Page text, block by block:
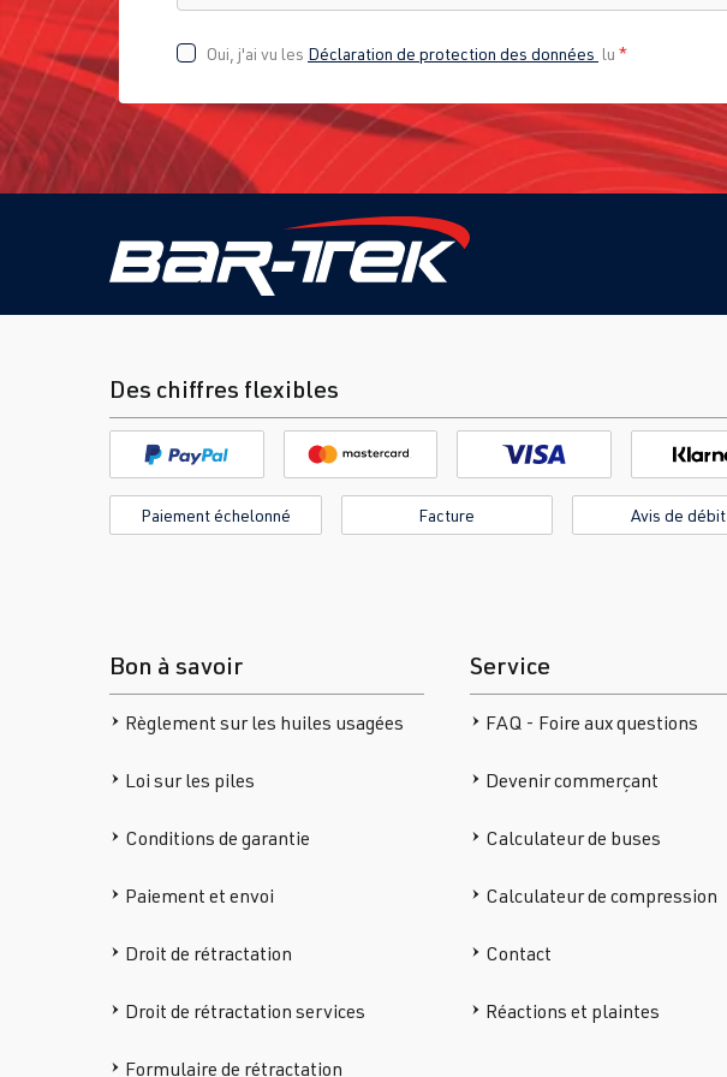
Oui, j'ai vu les Déclaration de protection des données lu *
Des chiffres flexibles
Paiement échelonné Facture Avis de débit
Bon à savoir
Règlement sur les huiles usagées
Loi sur les piles
Conditions de garantie
Paiement et envoi
Droit de rétractation
Droit de rétractation services
Formulaire de rétractation
Service
FAQ - Foire aux questions
Devenir commerçant
Calculateur de buses
Calculateur de compression
Contact
Réactions et plaintes